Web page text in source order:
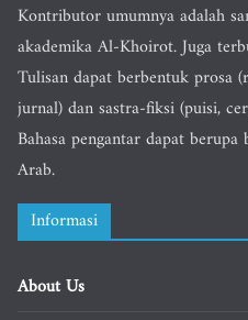
Kontributor umumnya adalah
akademika Al-Khoirot. Juga
Tulisan dapat berbentuk prosa
jurnal) dan sastra-fiksi (puisi,
Bahasa pengantar dapat
Arab.
Informasi
About Us